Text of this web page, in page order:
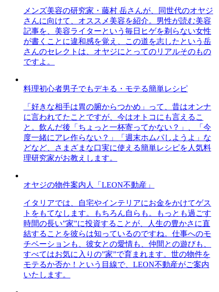
メンズ美容の研究家・藤村 岳さんが、同世代のオヤジ
さんに向けて、オススメ美容を紹介。男性が読む美容
記事を、美容ライターという毎日ヒゲを剃らない女性
が書くことに違和感を覚え、この道を志したという岳
さんのセレクトは、オヤジにとってのリアルそのもの
ですよ。
料理初心者男子でもデキる・モテる簡単レシピ
「好きな相手は胃の腑からつかめ」って、昔はオンナ
に言われてたことですが、今はオトコにも言えるこ
と。飲んだ後「ちょっと一杯寄ってかない？」、「今
度一緒にアレ作らない？」「週末ホムパしようよ」な
どなど、さまざまな口実に使える簡単レシピを人気料
理研究家がお教えします。
オヤジの物件案内人「LEON不動産」
イタリアでは、自宅やインテリアにお金をかけてゲス
トをもてなします。もちろん自らも。もっとも過ごす
時間の長い”家”に投資することが、人生の豊かさに直
結することを彼らは知っているのですね。仕事へのモ
チベーションも、彼女との愛情も、仲間との遊びも、
すべてはお気に入りの”家”で育まれます。世の物件を
モテるか否か！という目線で、LEON不動産がご案内
いたします。